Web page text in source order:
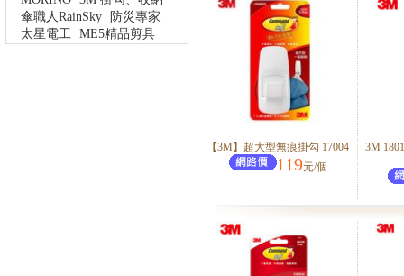
傘職人RainSky
防災專家
太星電工 ME5精品剪具
【3M】超大型無痕掛勾 17004
119元/個
3M